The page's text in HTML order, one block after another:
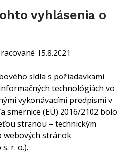
vyhlásenia o
15.8.2021
sídla s požiadavkami
technológiách vo
vykonávacími predpismi v
smernice (EÚ) 2016/2102 bolo
stranou – technickým
webových stránok
r. o.).